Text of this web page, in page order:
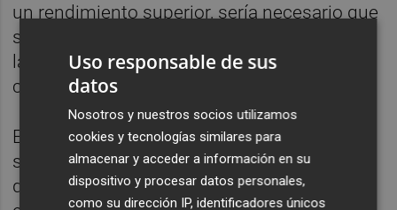
un rendimiento superior, sería necesario que
se adoptaran políticas más favorables para
las empresas y que los mercados de
capitales se profundizaran".
En cambio, opta por una posición
sobreponderada respecto a Estados Unidos
que justifica por los "sólidos resultados
Uso responsable de sus
datos
Nosotros y nuestros socios utilizamos
cookies y tecnologías similares para
almacenar y acceder a información en su
dispositivo y procesar datos personales,
como su dirección IP, identificadores únicos